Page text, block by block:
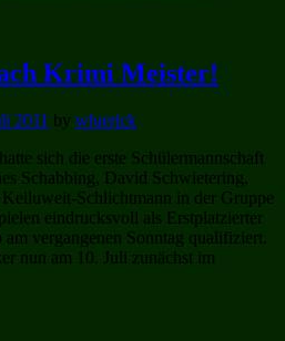
Krimi Meister!
2011 by wluerick
sich die erste Schülermannschaft
Schabbing, David Schwietering,
Schlichtmann in der Gruppe
eindrucksvoll als Erstplatzierter
vergangenen Sonntag qualifiziert.
nun am 10. Juli zunächst im